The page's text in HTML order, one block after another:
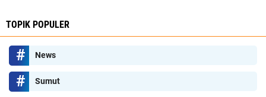
TOPIK POPULER
News
Sumut